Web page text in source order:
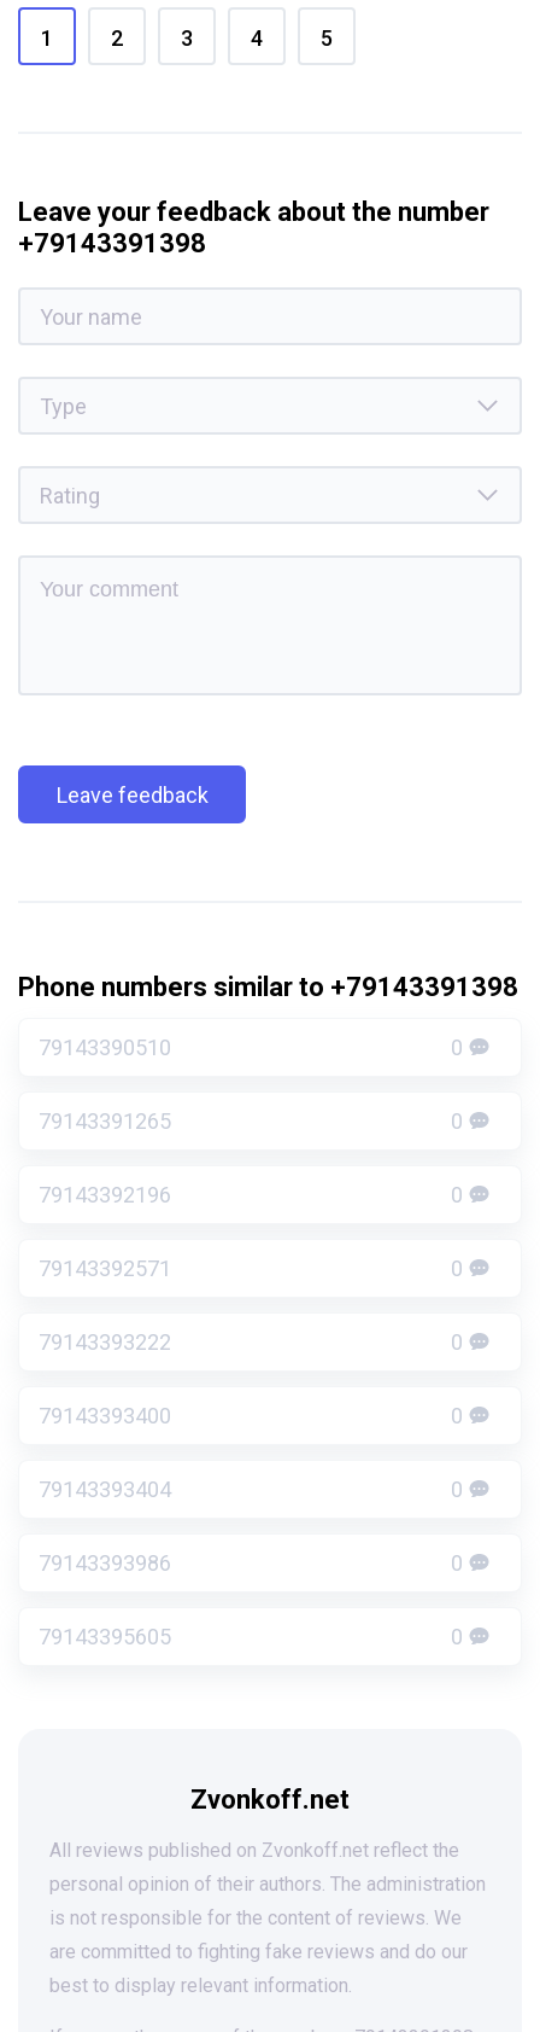
1 2 3 4 5
Leave your feedback about the number
+79143391398
Leave feedback
Phone numbers similar to +79143391398
79143390510 0
79143391265 0
79143392196 0
79143392571 0
79143393222 0
79143393400 0
79143393404 0
79143393986 0
79143395605 0
Zvonkoff.net
All reviews published on Zvonkoff.net reflect the
personal opinion of their authors. The administration
is not responsible for the content of reviews. We
are committed to fighting fake reviews and do our
best to display relevant information.